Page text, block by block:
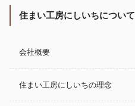
住まい工房にしいちについて
会社概要
住まい工房にしいちの理念